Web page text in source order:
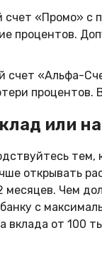
счет «Промо» с
процентов.
счет «Альфа-
процентов.
или
тем,
открывать
месяцев. Чем
с
от 100